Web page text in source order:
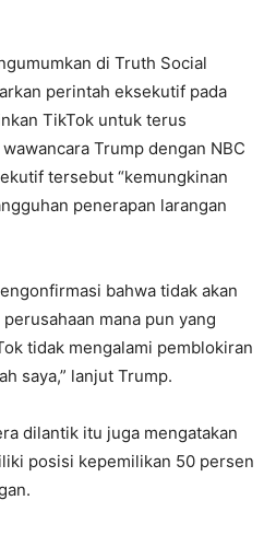
di Truth Social
perintah eksekutif pada
TikTok untuk terus
Trump dengan NBC
tersebut “kemungkinan
penerapan larangan
bahwa tidak akan
mana pun yang
tidak mengalami pemblokiran
saya,” lanjut Trump.
dilantik itu juga mengatakan
posisi kepemilikan 50 persen